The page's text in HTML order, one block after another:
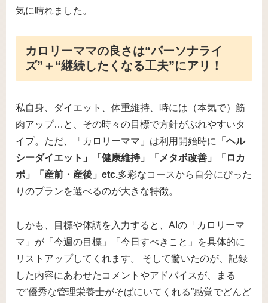
気に晴れました。
カロリーママの良さは“パーソナライ
ズ”＋“継続したくなる工夫”にアリ！
私自身、ダイエット、体重維持、時には（本気で）筋
肉アップ…と、その時々の目標で方針がぶれやすいタ
イプ。ただ、「カロリーママ」は利用開始時に 「ヘル
シーダイエット」「健康維持」「メタボ改善」「ロカ
ボ」「産前・産後」etc.多彩なコースから自分にぴった
りのプランを選べるのが大きな特徴。
しかも、目標や体調を入力すると、AIの「カロリーマ
マ」が「今週の目標」「今日すべきこと」を具体的に
リストアップしてくれます。 そして驚いたのが、記録
した内容にあわせたコメントやアドバイスが、まる
で“優秀な管理栄養士がそばにいてくれる”感覚でどんど